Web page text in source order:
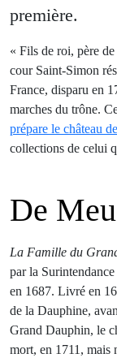
première.
« Fils de roi, père
cour Saint-Simon
France, disparu en
marches du trône.
prépare le château
collections de celui
De
La Famille du
par la
en 1687. Livré en
de la Dauphine,
Grand Dauphin, le
mort, en 1711, mais